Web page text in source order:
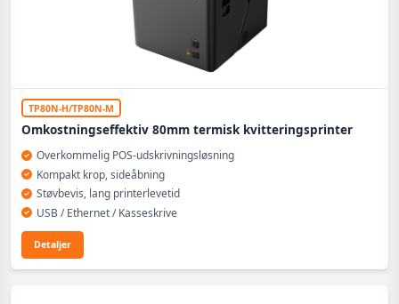
TP80N-H/TP80N-M
Omkostningseffektiv 80mm termisk kvitteringsprinter
Overkommelig POS-udskrivningsløsning
Kompakt krop, sideåbning
Støvbevis, lang printerlevetid
USB / Ethernet / Kasseskrive
Detaljer